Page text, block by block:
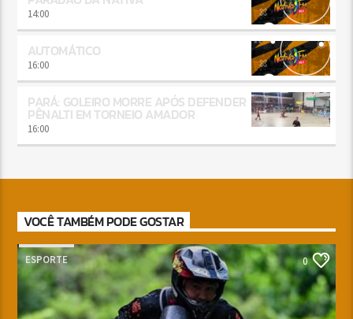
14:00
AUTOMÁTICO
16:00
PARÁ: GOLEIRO MORRE APÓS DEFENDER
PÊNALTI EM TORNEIO AMADOR
16:00
VOCÊ TAMBÉM PODE GOSTAR
ESPORTE 0